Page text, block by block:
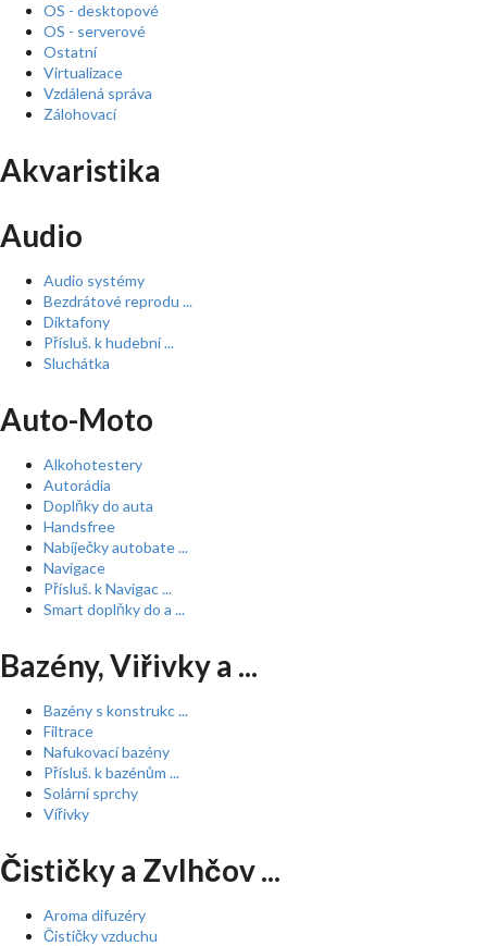
OS - desktopové
OS - serverové
Ostatní
Virtualizace
Vzdálená správa
Zálohovací
Akvaristika
Audio
Audio systémy
Bezdrátové reprodu ...
Diktafony
Přísluš. k hudební ...
Sluchátka
Auto-Moto
Alkohotestery
Autorádia
Doplňky do auta
Handsfree
Nabíječky autobate ...
Navigace
Přísluš. k Navigac ...
Smart doplňky do a ...
Bazény, Viřivky a ...
Bazény s konstrukc ...
Filtrace
Nafukovací bazény
Přísluš. k bazénům ...
Solární sprchy
Vířivky
Čističky a Zvlhčov ...
Aroma difuzéry
Čističky vzduchu